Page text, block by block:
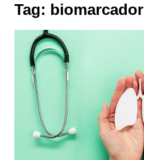
Tag: biomarcador